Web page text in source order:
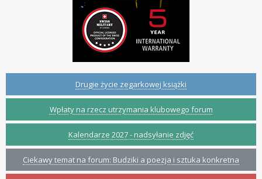
Drugie życie zegarkowej książki
Wpłaty na rzecz utrzymania klubowego forum
Kalendarze 2027 - nadsyłanie zdjęć
Ciekawy temat na forum: Budziki a poezja i sztuka konkretna